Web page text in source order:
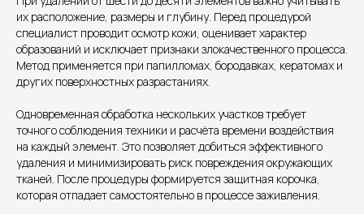
их расположение, размеры и глубину. Перед процедурой
специалист проводит осмотр кожи, оценивает характер
образований и исключает признаки злокачественного процесса.
Метод применяется при папилломах, бородавках, кератомах и
других поверхностных разрастаниях.
Одновременная обработка нескольких участков требует
точного соблюдения техники и расчёта времени воздействия
на каждый элемент. Это позволяет добиться эффективного
удаления и минимизировать риск повреждения окружающих
тканей. После процедуры формируется защитная корочка,
которая отпадает самостоятельно в процессе заживления.
Единый номер
Петрищева д.35.пом.3
Патоличева 21Д,П.1
На ремонте
Новый